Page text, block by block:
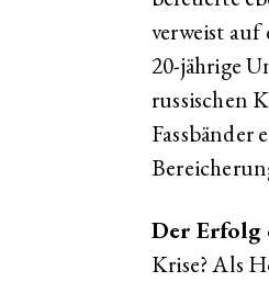
verweist auf
20-jährige
russischen
Fassbänder
Der Erfolg
Krise? Als